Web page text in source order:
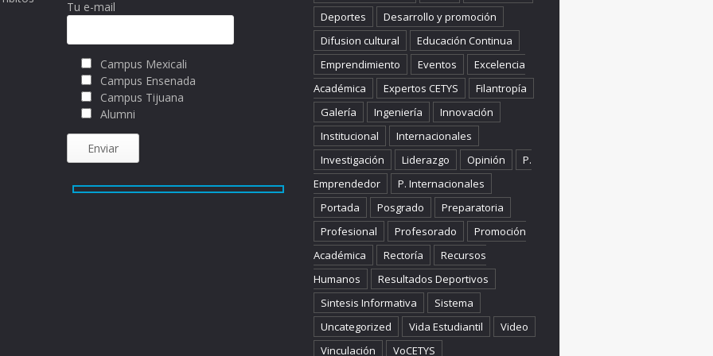
Tu e-mail
Campus Mexicali
Campus Ensenada
Campus Tijuana
Alumni
Deportes
Desarrollo y promoción
Difusion cultural
Educación Continua
Emprendimiento
Eventos
Excelencia
Académica
Expertos CETYS
Filantropía
Galería
Ingeniería
Innovación
Institucional
Internacionales
Investigación
Liderazgo Opinión
P.
Emprendedor
P. Internacionales
Portada
Posgrado
Preparatoria
Profesional
Profesorado
Promoción
Académica
Rectoría
Recursos
Humanos
Resultados Deportivos
Sintesis Informativa
Sistema
Uncategorized
Vida Estudiantil
Video
Vinculación
VoCETYS